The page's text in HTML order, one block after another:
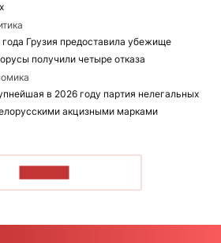
Грузия предоставила убежище
получили четыре отказа
в 2026 году партия нелегальных
акцизными марками